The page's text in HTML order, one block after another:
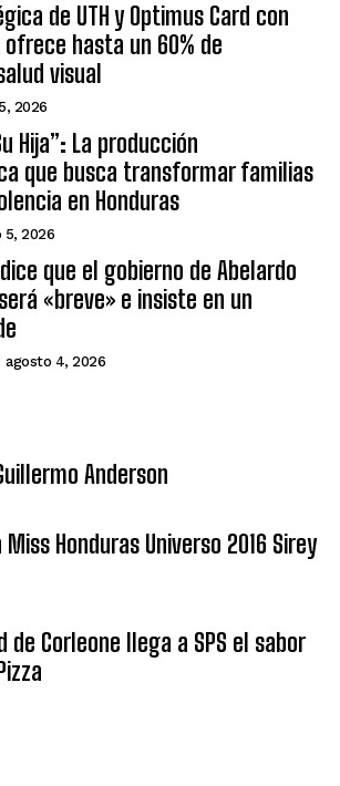
de UTH y Optimus Card con
ofrece hasta un 60% de
visual
2026
Hija”: La producción
que busca transformar familias
en Honduras
5, 2026
que el gobierno de Abelardo
«breve» e insiste en un
agosto 4, 2026
Anderson
Honduras Universo 2016 Sirey
de Corleone llega a SPS el sabor